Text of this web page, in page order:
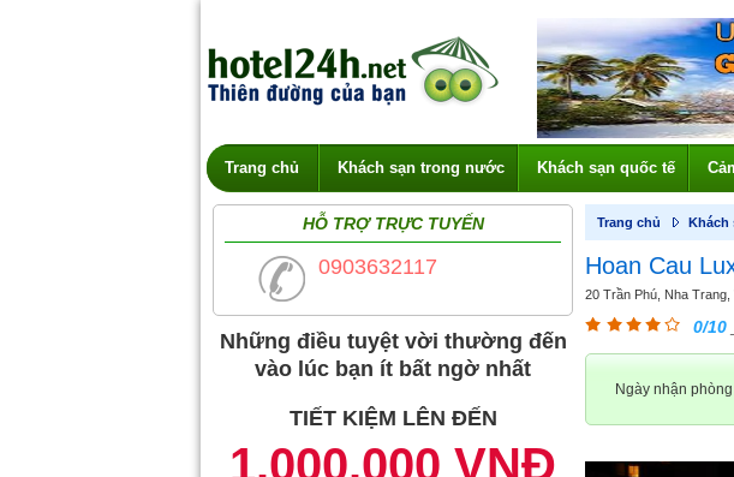
Trang chủ Khách sạn trong nước Khách sạn quốc tế
HỖ TRỢ TRỰC TUYẾN
0903632117
Những điều tuyệt vời thường đến
vào lúc bạn ít bất ngờ nhất
TIẾT KIỆM LÊN ĐẾN
1.000.000 VNĐ
Trang chủ Khách
Hoan Cau
20 Trần Phú, Nha
0/10
Ngày nhận phòng